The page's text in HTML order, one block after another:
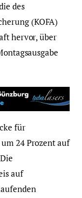
des
(KOFA)
hervor, über
für
24 Prozent auf
auf